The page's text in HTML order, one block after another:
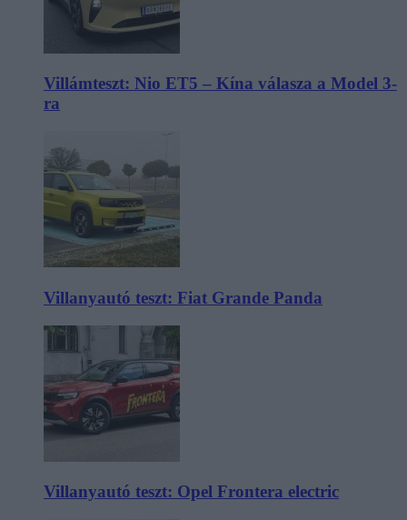
Villámteszt: Nio ET5 – Kína válasza a Model 3-
ra
Villanyautó teszt: Fiat Grande Panda
Villanyautó teszt: Opel Frontera electric